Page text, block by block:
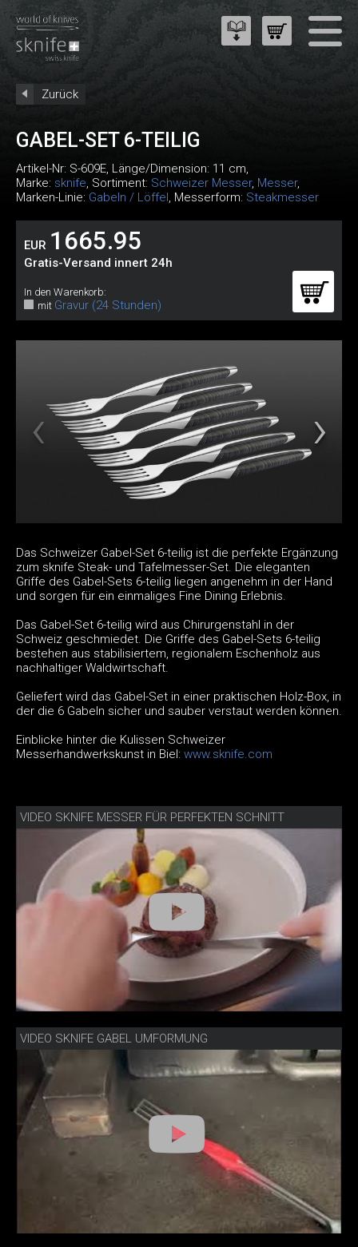
Zurück
GABEL-SET 6-TEILIG
Artikel-Nr: S-609E, Länge/Dimension: 11 cm,
Marke: sknife, Sortiment: Schweizer Messer, Messer,
Marken-Linie: Gabeln / Löffel, Messerform: Steakmesser
EUR 1665.95
Gratis-Versand innert 24h
In den Warenkorb:
mit Gravur (24 Stunden)
Das Schweizer Gabel-Set 6-teilig ist die perfekte Ergänzung
zum sknife Steak- und Tafelmesser-Set. Die eleganten
Griffe des Gabel-Sets 6-teilig liegen angenehm in der Hand
und sorgen für ein einmaliges Fine Dining Erlebnis.
Das Gabel-Set 6-teilig wird aus Chirurgenstahl in der
Schweiz geschmiedet. Die Griffe des Gabel-Sets 6-teilig
bestehen aus stabilisiertem, regionalem Eschenholz aus
nachhaltiger Waldwirtschaft.
Geliefert wird das Gabel-Set in einer praktischen Holz-Box, in
der die 6 Gabeln sicher und sauber verstaut werden können.
Einblicke hinter die Kulissen Schweizer
Messerhandwerkskunst in Biel: www.sknife.com
VIDEO SKNIFE MESSER FÜR PERFEKTEN SCHNITT
VIDEO SKNIFE GABEL UMFORMUNG